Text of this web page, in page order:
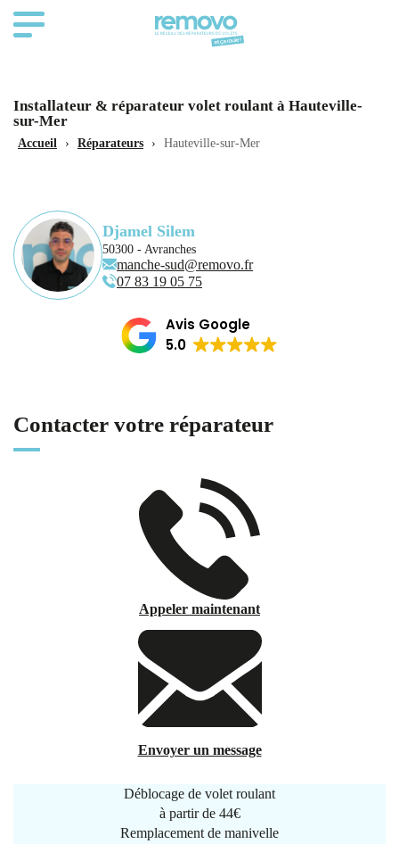
Installateur & réparateur volet roulant à Hauteville-
sur-Mer
Accueil › Réparateurs › Hauteville-sur-Mer
Djamel Silem
50300 - Avranches
manche-sud@removo.fr
07 83 19 05 75
Avis Google
5.0
Contacter votre réparateur
Appeler maintenant
Envoyer un message
Déblocage de volet roulant
à partir de 44€
Remplacement de manivelle